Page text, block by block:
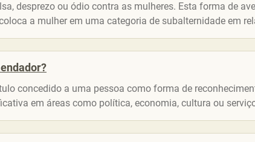
desprezo ou ódio contra as mulheres. Esta forma de
a mulher em uma categoria de subalternidade em
concedido a uma pessoa como forma de
em áreas como política, economia, cultura ou